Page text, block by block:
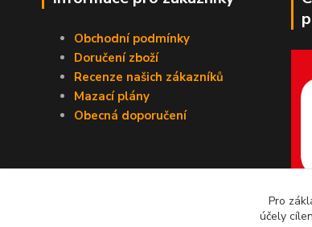
Obchodní podmínky
Doručení zboží
Recenze našich zákazníků
Mazací plány
Obecná doporučení
Pro
účely